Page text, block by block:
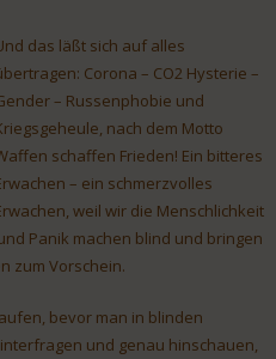
das läßt sich auf alles
Corona – CO2 Hysterie –
– Russenphobie und
nach dem Motto
schaffen Frieden! Ein bitteres
– ein schmerzvolles
weil wir die Menschlichkeit
Panik machen blind und bringen
zum Vorschein.
bevor man in blinden
und genau hinschauen,